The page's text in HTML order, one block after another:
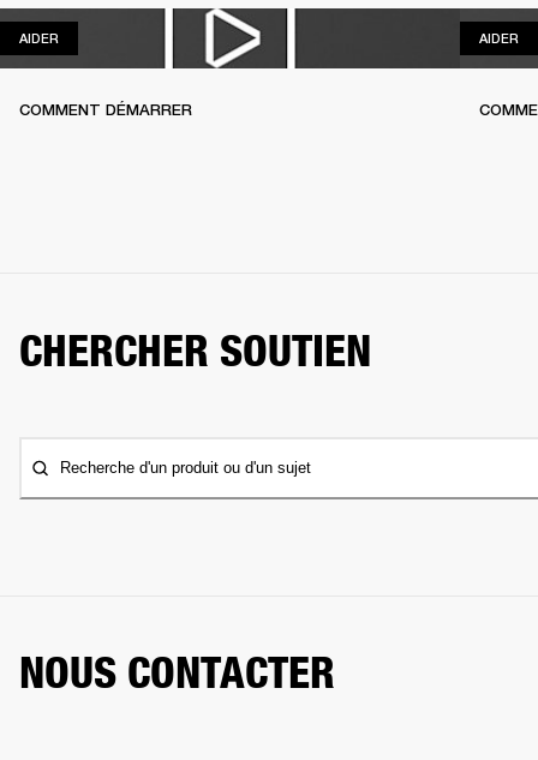
AIDER
COMMENT DÉMARRER
AIDER
CHERCHER SOUTIEN
Recherche d'un produit ou d'un sujet
NOUS CONTACTER